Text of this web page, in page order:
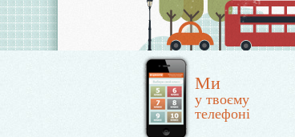
Ми
у твоєму
телефоні